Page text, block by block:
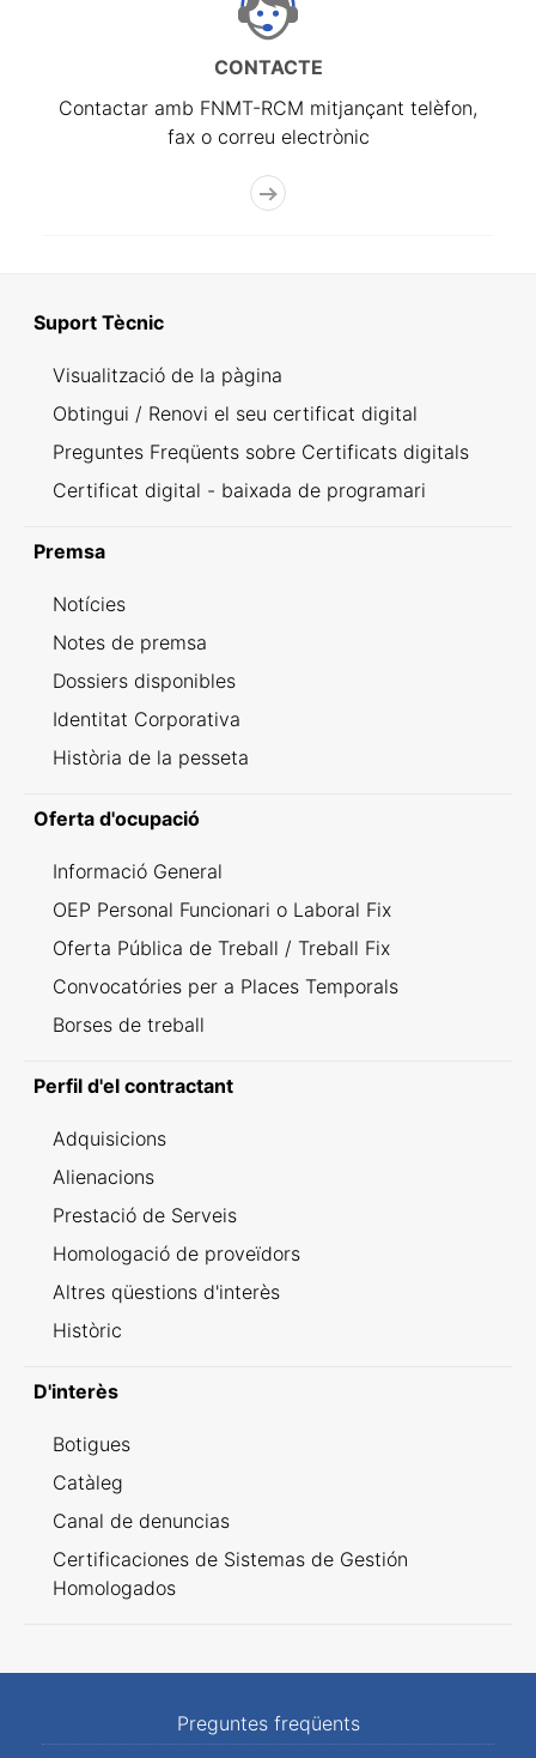
CONTACTE
Contactar amb FNMT-RCM mitjançant telèfon,
fax o correu electrònic
Suport Tècnic
Visualització de la pàgina
Obtingui / Renovi el seu certificat digital
Preguntes Freqüents sobre Certificats digitals
Certificat digital - baixada de programari
Premsa
Notícies
Notes de premsa
Dossiers disponibles
Identitat Corporativa
Història de la pesseta
Oferta d'ocupació
Informació General
OEP Personal Funcionari o Laboral Fix
Oferta Pública de Treball / Treball Fix
Convocatóries per a Places Temporals
Borses de treball
Perfil d'el contractant
Adquisicions
Alienacions
Prestació de Serveis
Homologació de proveïdors
Altres qüestions d'interès
Històric
D'interès
Botigues
Catàleg
Canal de denuncias
Certificaciones de Sistemas de Gestión
Homologados
Preguntes freqüents